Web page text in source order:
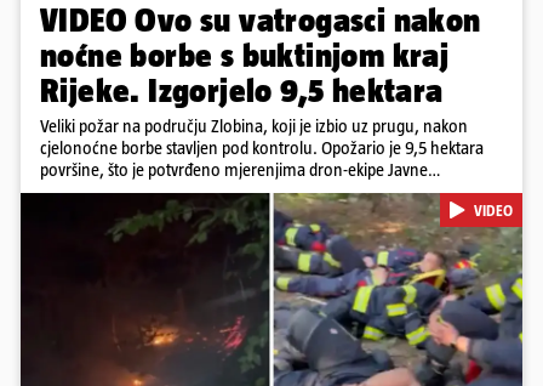
VIDEO Ovo su vatrogasci nakon
noćne borbe s buktinjom kraj
Rijeke. Izgorjelo 9,5 hektara
Veliki požar na području Zlobina, koji je izbio uz prugu, nakon
cjelonoćne borbe stavljen pod kontrolu. Opožario je 9,5 hektara
površine, što je potvrđeno mjerenjima dron-ekipe Javne
vatrogasne postrojbe grada Rijeke. Vatru je gasilo 55 ljudi sa 17
vozila te više DVD-ova i JVP Rijeka. Situacija je i dalje ozbiljna zbog
jakog vjetra koji povećava opasnost od razbuktavanja. Zato ostaju i
Pokretanje videa...
VIDEO